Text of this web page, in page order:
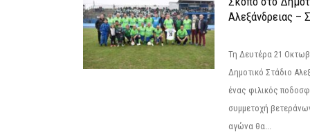
Αλεξάνδρειας –
Τη Δευτέρα 21
Δημοτικό Στάδιο
ένας φιλικός
συμμετοχή
αγώνα θα...